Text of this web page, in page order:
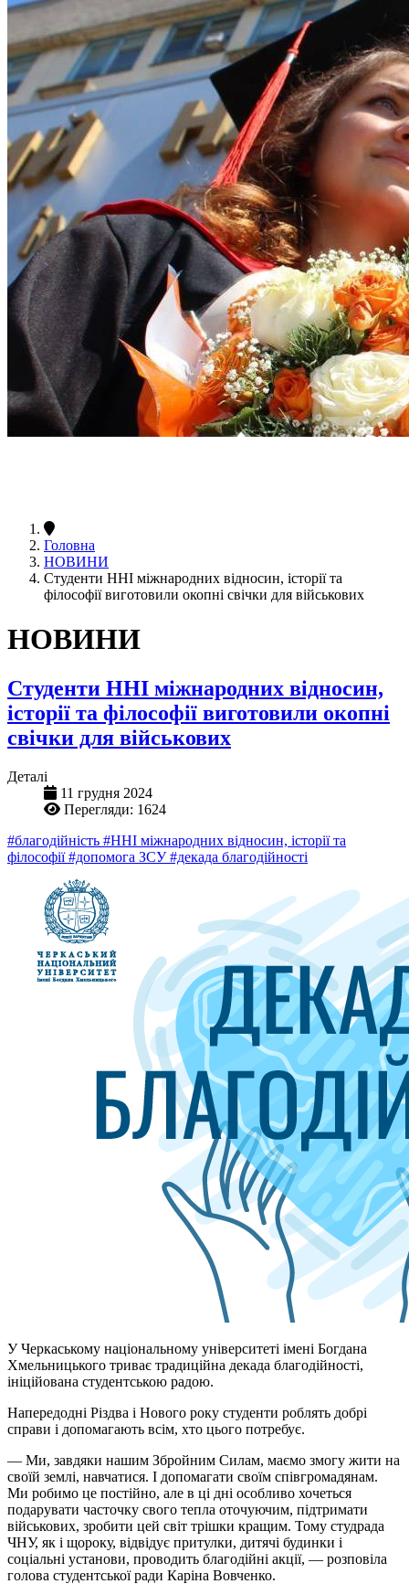
Головна
НОВИНИ
Студенти ННІ міжнародних відносин, історії та
філософії виготовили окопні свічки для військових
НОВИНИ
Студенти ННІ міжнародних відносин,
історії та філософії виготовили окопні
свічки для військових
Деталі
11 грудня 2024
Перегляди: 1624
#благодійність #ННІ міжнародних відносин, історії та
філософії#допомога ЗСУ#декада благодійності
У Черкаському національному університеті імені Богдана
Хмельницького триває традиційна декада благодійності,
ініційована студентською радою.
Напередодні Різдва і Нового року студенти роблять добрі
справи і допомагають всім, хто цього потребує.
— Ми, завдяки нашим Збройним Силам, маємо змогу жити на
своїй землі, навчатися. І допомагати своїм співгромадянам.
Ми робимо це постійно, але в ці дні особливо хочеться
подарувати часточку свого тепла оточуючим, підтримати
військових, зробити цей світ трішки кращим. Тому студрада
ЧНУ, як і щороку, відвідує притулки, дитячі будинки і
соціальні установи, проводить благодійні акції, — розповіла
голова студентської ради Каріна Вовченко.